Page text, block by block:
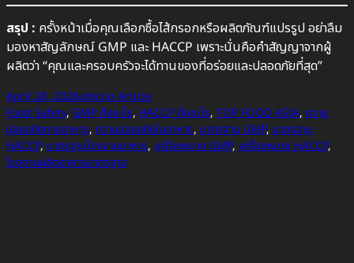
สรุป : ครั้งหน้าเมื่อคุณเลือกซื้อไส้กรอกหรือผลิตภัณฑ์แปรรูป อย่าลืม
มองหาสัญลักษณ์ GMP และ HACCP เพราะนั่นคือคำสัญญาจากผู้
ผลิตว่า “คุณและครอบครัวจะได้ทานของที่อร่อยและปลอดภัยที่สุด”
April 28, 2026บทความ Article
Food Safety, GMP คืออะไร, HACCP คืออะไร, TOP FOOD ASIA, ความ
ปลอดภัยทางอาหาร, ความปลอดภัยในอาหาร, มาตรฐาน GMP, มาตรฐาน
HACCP, มาตรฐานโรงงานอาหาร, เครื่องหมาย GMP, เครื่องหมาย HACCP
โรงงานผลิตอาหารมาตรฐาน